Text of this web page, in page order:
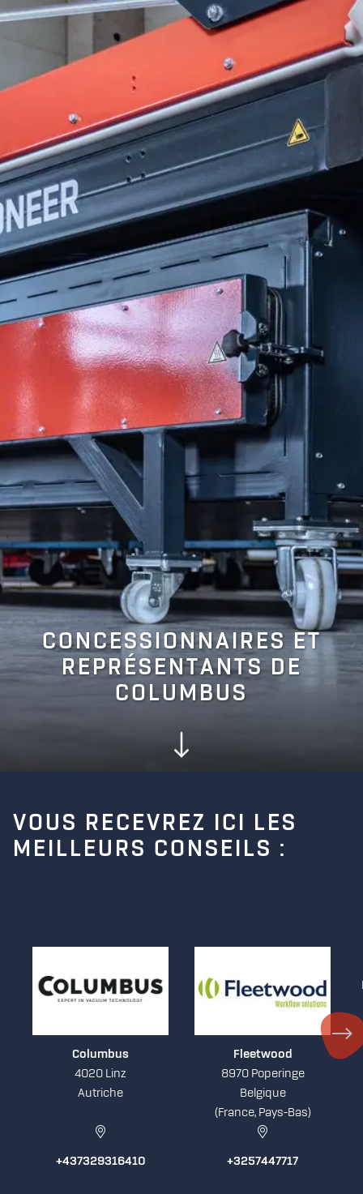
CONCESSIONNAIRES ET
REPRÉSENTANTS DE
COLUMBUS
VOUS RECEVREZ ICI LES
MEILLEURS CONSEILS :
Columbus
4020 Linz
Autriche
+437329316410
Fleetwood
8970 Poperinge
Belgique
(France, Pays-Bas)
+3257447717